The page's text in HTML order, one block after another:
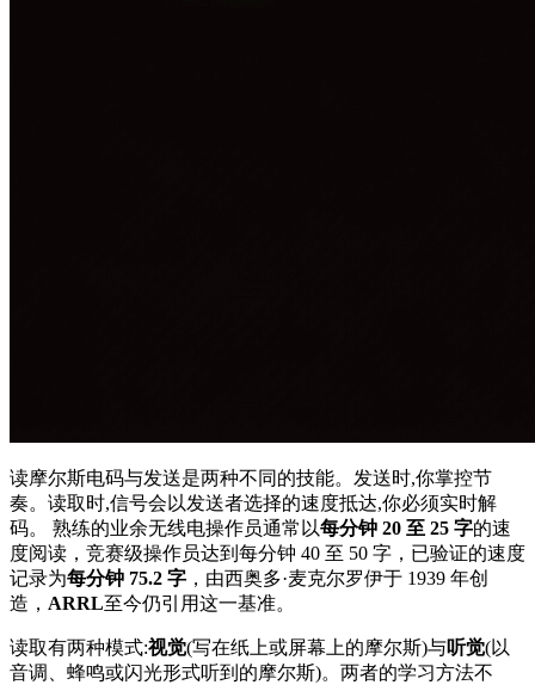
读摩尔斯电码与发送是两种不同的技能。发送时,你掌控节
奏。读取时,信号会以发送者选择的速度抵达,你必须实时解
码。 熟练的业余无线电操作员通常以每分钟 20 至 25 字的速
度阅读，竞赛级操作员达到每分钟 40 至 50 字，已验证的速度
记录为每分钟 75.2 字 ，由西奥多·麦克尔罗伊于 1939 年创
造， ARRL至今仍引用这一基准。
读取有两种模式:视觉(写在纸上或屏幕上的摩尔斯)与听觉(以
音调、蜂鸣或闪光形式听到的摩尔斯)。两者的学习方法不